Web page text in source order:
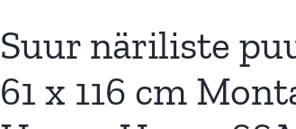
Suur näriliste
61 x 116 cm